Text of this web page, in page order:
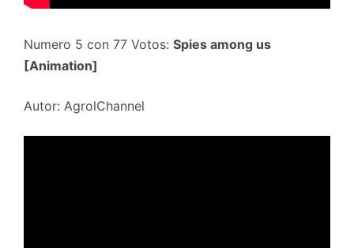
Numero 5 con 77 Votos: Spies among us
[Animation]
Autor: AgrolChannel